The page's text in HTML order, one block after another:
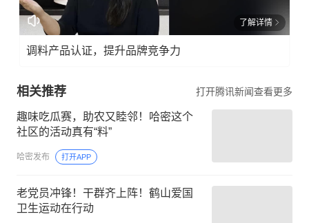
了解详情
调料产品认证，提升品牌竞争力
相关推荐 打开腾讯新闻查看更多
趣味吃瓜赛，助农又睦邻！哈密这个
社区的活动真有“料”
哈密发布 打开APP
老党员冲锋！干群齐上阵！鹤山爱国
卫生运动在行动